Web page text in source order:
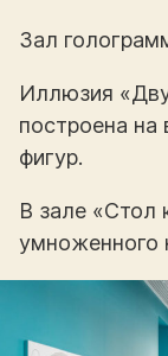
Зал
Иллюзия
построена на
фигур.
В зале «Стол
умноженного